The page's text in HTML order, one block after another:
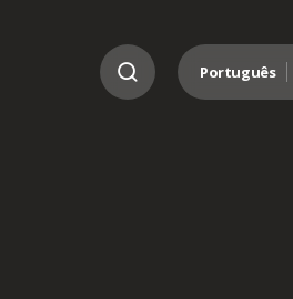
Ir para o conteúdo
Português